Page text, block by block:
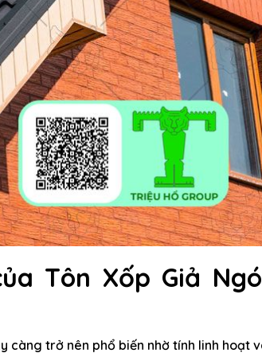
Tôn Xốp Giả
càng trở nên phổ biến nhờ tính linh hoạt